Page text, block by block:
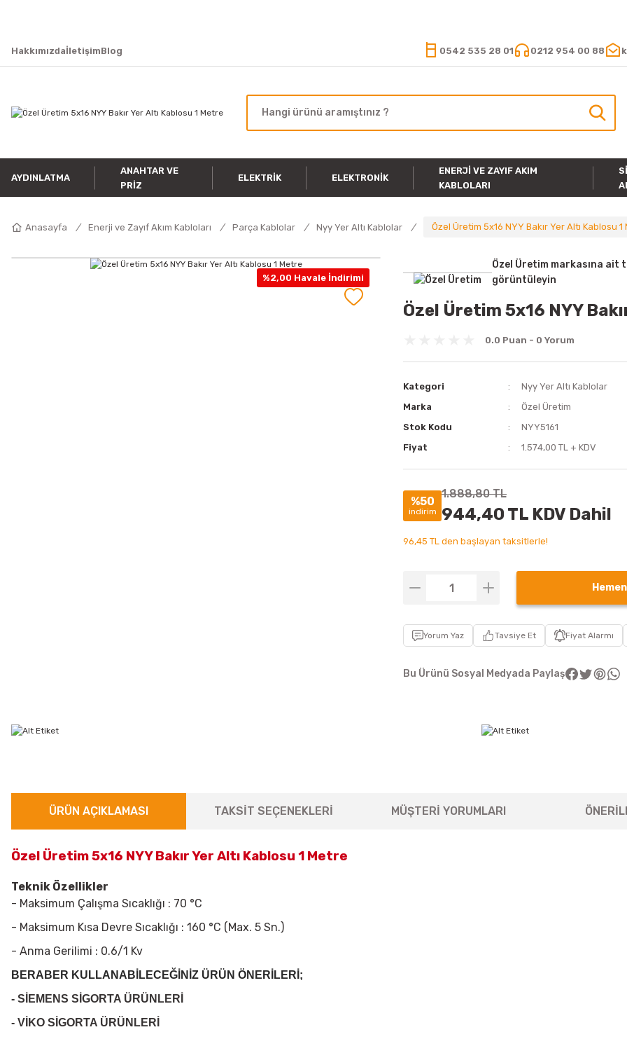
HakkımızdaİletişimBlog 0542 535 28 01 0212 954 00 88
AYDINLATMA
ANAHTAR VE
PRIZ
ELEKTRIK ELEKTRONIK
ENERJI VE ZAYIF AKIM
KABLOLARI
Anasayfa Enerji ve Zayıf Akım Kabloları Parça Kablolar Nyy Yer Altı Kablolar Özel Üretim 5x16 NYY Bakır Yer Altı Kablosu 1
%2,00 Havale İndirimi
Özel Üretim markasına ait
görüntüleyin
Özel Üretim 5x16 NYY
0.0 Puan - 0 Yorum
Kategori
Nyy Yer Altı Kablolar
Marka
Özel Üretim
Stok Kodu
NYY5161
Fiyat
1.574,00 TL + KDV
%50
indirim
1.888,80 TL
944,40 TL KDV Dahil
96,45 TL den başlayan taksitlerle!
Hemen
Yorum Yaz Tavsiye Et Fiyat Alarmı
Bu Ürünü Sosyal Medyada Paylaş
ÜRÜN AÇIKLAMASI TAKSİT SEÇENEKLERİ MÜŞTERİ YORUMLARI
Özel Üretim 5x16 NYY Bakır Yer Altı Kablosu 1 Metre
Teknik Özellikler
- Maksimum Çalışma Sıcaklığı : 70 °C
- Maksimum Kısa Devre Sıcaklığı : 160 °C (Max. 5 Sn.)
- Anma Gerilimi : 0.6/1 Kv
BERABER KULLANABİLECEĞİNİZ ÜRÜN ÖNERİLERİ;
- SİEMENS SİGORTA ÜRÜNLERİ
- VİKO SİGORTA ÜRÜNLERİ